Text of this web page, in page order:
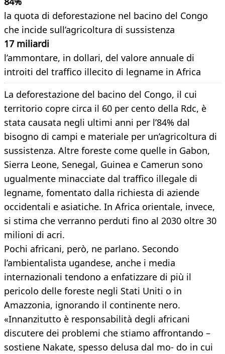
la quota di deforestazione nel bacino del Congo
che incide sull’agricoltura di sussistenza
17 miliardi
l’ammontare, in dollari, del valore annuale di
introiti del traffico illecito di legname in Africa
La deforestazione del bacino del Congo, il cui
territorio copre circa il 60 per cento della Rdc, è
stata causata negli ultimi anni per l’84% dal
bisogno di campi e materiale per un’agricoltura di
sussistenza. Altre foreste come quelle in Gabon,
Sierra Leone, Senegal, Guinea e Camerun sono
ugualmente minacciate dal traffico illegale di
legname, fomentato dalla richiesta di aziende
occidentali e asiatiche. In Africa orientale, invece,
si stima che verranno perduti fino al 2030 oltre 30
milioni di acri.
Pochi africani, però, ne parlano. Secondo
l’ambientalista ugandese, anche i media
internazionali tendono a enfatizzare di più il
pericolo delle foreste negli Stati Uniti o in
Amazzonia, ignorando il continente nero.
«Innanzitutto è responsabilità degli africani
discutere dei problemi che stiamo affrontando –
sostiene Nakate, spesso delusa dal mo- do in cui